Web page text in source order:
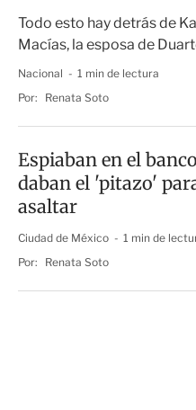
Todo esto hay detrás de
Macías, la esposa de
Nacional
1 min de lectura
Por:
Renata Soto
Espiaban en el
daban el 'pitazo'
asaltar
Ciudad de México
1 min de
Por:
Renata Soto